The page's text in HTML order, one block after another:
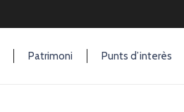
Patrimoni Punts d’interès